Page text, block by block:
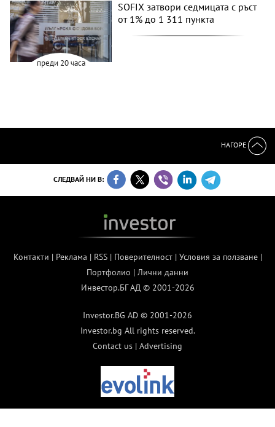
преди 20 часа
SOFIX затвори седмицата с ръст
от 1% до 1 311 пункта
НАГОРЕ
СЛЕДВАЙ НИ В:
Контакти | Реклама | RSS| Поверителност| Условия за ползване|
Портфолио | Лични данни
Инвестор.БГ АД © 2001-2026
Investor.BG AD © 2001-2026
Investor.bg All rights reserved.
Contact us | Advertising